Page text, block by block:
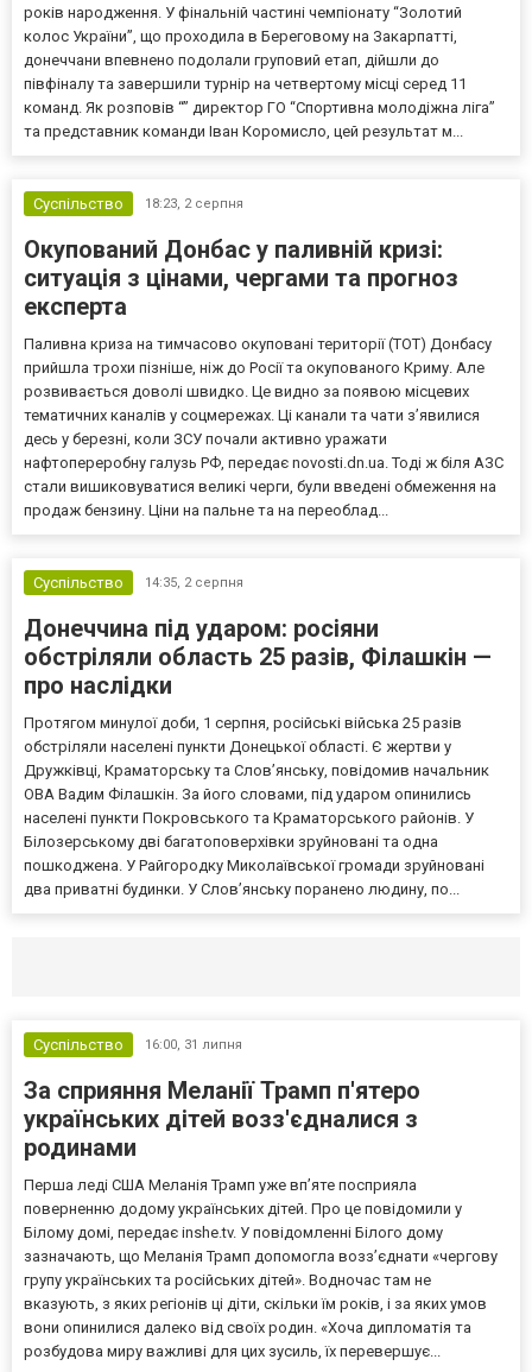
років народження. У фінальній частині чемпіонату “Золотий
колос України”, що проходила в Береговому на Закарпатті,
донеччани впевнено подолали груповий етап, дійшли до
півфіналу та завершили турнір на четвертому місці серед 11
команд. Як розповів “” директор ГО “Спортивна молодіжна ліга”
та представник команди Іван Коромисло, цей результат м...
Суспільство 18:23, 2 серпня
Окупований Донбас у паливній кризі:
ситуація з цінами, чергами та прогноз
експерта
Паливна криза на тимчасово окуповані території (ТОТ) Донбасу
прийшла трохи пізніше, ніж до Росії та окупованого Криму. Але
розвивається доволі швидко. Це видно за появою місцевих
тематичних каналів у соцмережах. Ці канали та чати з’явилися
десь у березні, коли ЗСУ почали активно уражати
нафтопереробну галузь РФ, передає novosti.dn.ua. Тоді ж біля АЗС
стали вишиковуватися великі черги, були введені обмеження на
продаж бензину. Ціни на пальне та на переоблад...
Суспільство 14:35, 2 серпня
Донеччина під ударом: росіяни
обстріляли область 25 разів, Філашкін —
про наслідки
Протягом минулої доби, 1 серпня, російські війська 25 разів
обстріляли населені пункти Донецької області. Є жертви у
Дружківці, Краматорську та Слов’янську, повідомив начальник
ОВА Вадим Філашкін. За його словами, під ударом опинились
населені пункти Покровського та Краматорського районів. У
Білозерському дві багатоповерхівки зруйновані та одна
пошкоджена. У Райгородку Миколаївської громади зруйновані
два приватні будинки. У Слов’янську поранено людину, по...
Суспільство 16:00, 31 липня
За сприяння Меланії Трамп п'ятеро
українських дітей возз'єдналися з
родинами
Перша леді США Меланія Трамп уже впʼяте посприяла
поверненню додому українських дітей. Про це повідомили у
Білому домі, передає inshe.tv. У повідомленні Білого дому
зазначають, що Меланія Трамп допомогла возз’єднати «чергову
групу українських та російських дітей». Водночас там не
вказують, з яких регіонів ці діти, скільки їм років, і за яких умов
вони опинилися далеко від своїх родин. «Хоча дипломатія та
розбудова миру важливі для цих зусиль, їх перевершує...